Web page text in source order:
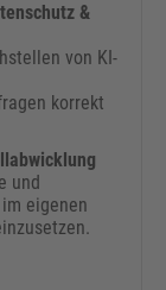
&
von KI-
korrekt
und
eigenen